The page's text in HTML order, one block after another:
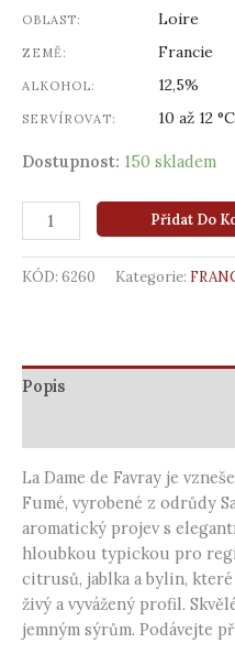
OBLAST: Loire
ZEMĚ: Francie
ALKOHOL: 12,5%
SERVÍROVAT: 10 až 12 °C
Dostupnost: 150 skladem
Přidat Do
KÓD: 6260 Kategorie:
Popis
La Dame de Favray je
Fumé, vyrobené z odrůdy
aromatický projev s
hloubkou typickou pro
citrusů, jablka a bylin,
živý a vyvážený profil.
jemným sýrům. Podávejte